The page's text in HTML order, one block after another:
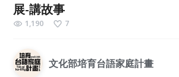
展-講故事
1,190 7
文化部培育台語家庭計畫